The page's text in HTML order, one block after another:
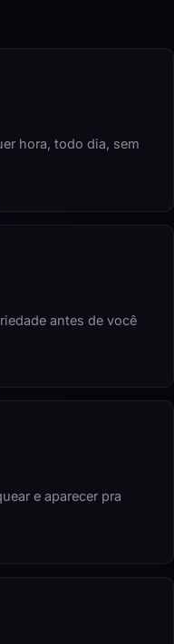
hora, todo dia, sem
antes de você
e aparecer pra